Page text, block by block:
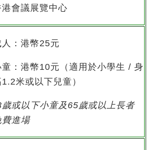
港會議展覽中心
人：港幣25元
童：港幣10元（適用於小學生 / 身
1.2米或以下兒童）
歲或以下小童及65歲或以上長者
費進場